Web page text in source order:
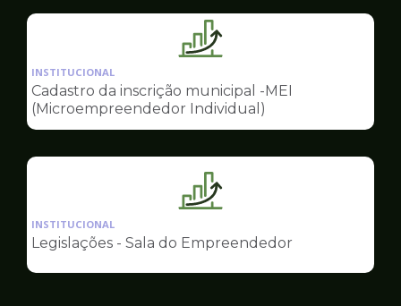
Ilustração
pagina
de
Sala
INSTITUCIONAL
Cadastro da inscrição municipal -MEI
(Microempreendedor Individual)
Ilustração
pagina
Sala
INSTITUCIONAL
Legislações - Sala do Empreendedor